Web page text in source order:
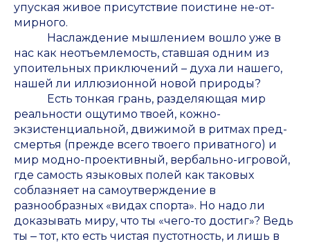
упуская живое присутствие поистине не-от-
мирного.
Наслаждение мышлением вошло уже в
нас как неотъемлемость, ставшая одним из
упоительных приключений – духа ли нашего,
нашей ли иллюзионной новой природы?
Есть тонкая грань, разделяющая мир
реальности ощутимо твоей, кожно-
экзистенциальной, движимой в ритмах пред-
смертья (прежде всего твоего приватного) и
мир модно-проективный, вербально-игровой,
где самость языковых полей как таковых
соблазняет на самоутверждение в
разнообразных «видах спорта». Но надо ли
доказывать миру, что ты «чего-то достиг»? Ведь
ты ‒ тот, кто есть чистая пустотность, и лишь в